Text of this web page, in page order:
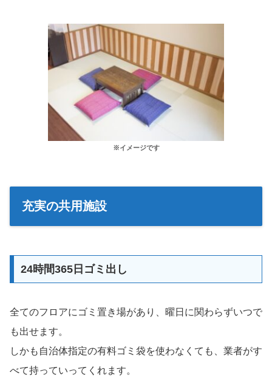
※イメージです
充実の共用施設
24時間365日ゴミ出し
全てのフロアにゴミ置き場があり、曜日に関わらずいつで
も出せます。
しかも自治体指定の有料ゴミ袋を使わなくても、業者がす
べて持っていってくれます。